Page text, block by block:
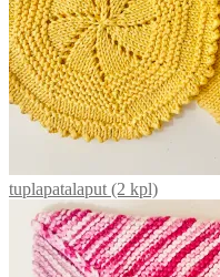
tuplapatalaput (2 kpl)